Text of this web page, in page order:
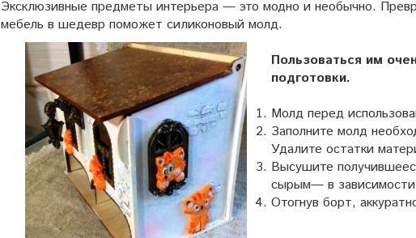
Эксклюзивные предметы интерьера — это модно и необычно.
мебель в шедевр поможет силиконовый молд.
Пользоваться им
подготовки.
Молд перед
Заполните молд
Удалите остатки
Высушите
сырым— в зависимости
Отогнув борт,